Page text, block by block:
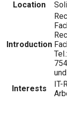
Location
Introduction
Interests
IT-